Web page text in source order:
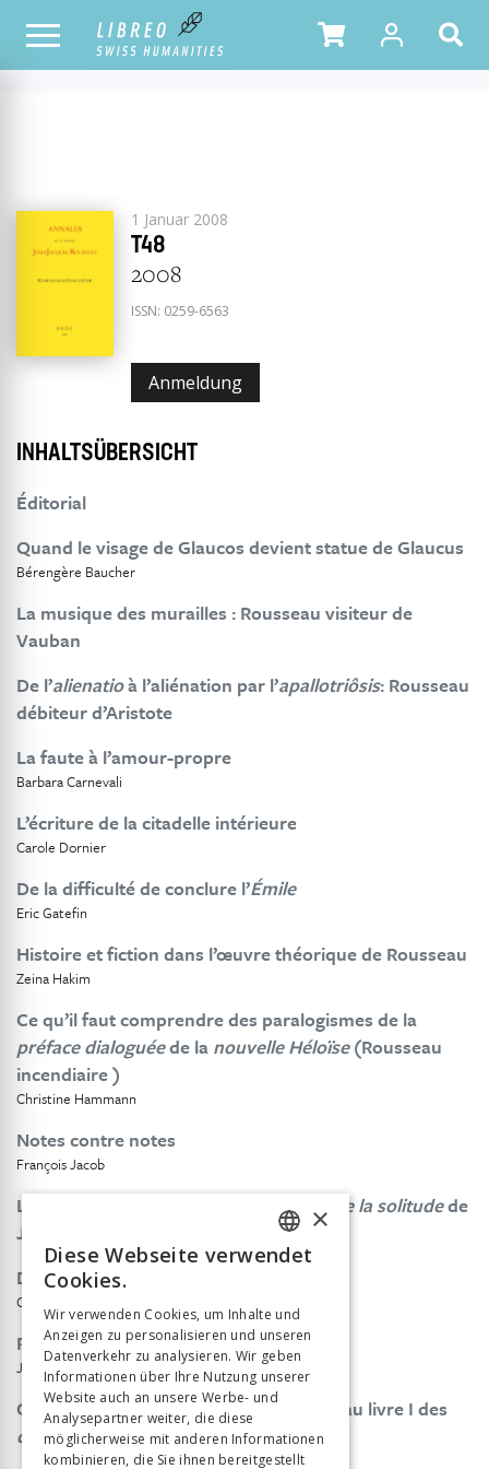
ALLE
ERSCHEINUNGSJAHR
1 Januar 2008
T48
2008
ISSN: 0259-6563
Anmeldung
INHALTSÜBERSICHT
Éditorial
Quand le visage de Glaucos devient statue de Glaucus
Bérengère Baucher
La musique des murailles : Rousseau visiteur de
Vauban
De l’alienatioà l’aliénation par l’apallotriôsis: Rousseau
débiteur d’Aristote
La faute à l’amour-propre
Barbara Carnevali
L’écriture de la citadelle intérieure
Carole Dornier
De la difficulté de conclure l’Émile
Eric Gatefin
Histoire et fiction dans l’œuvre théorique de Rousseau
Zeina Hakim
Ce qu’il faut comprendre des paralogismes de la
préface dialoguéede la nouvelle Héloïse(Rousseau
incendiaire )
Christine Hammann
Notes contre notes
François Jacob
Le portrait clinique de Rousseau dans de la solitudede
J.G. Zimmermann
De la fable d’Agnès au roman d’Émile
Christophe Martin
Rousseau ou le misanthrope manqué
Jan Miernowski
César à Bossey: le palimpseste antique au livre I des
confessions
FRENCH
ITALIAN
×
Diese Webseite verwendet
Cookies.
Wir verwenden Cookies, um Inhalte und
Anzeigen zu personalisieren und unseren
Datenverkehr zu analysieren. Wir geben
Informationen über Ihre Nutzung unserer
Website auch an unsere Werbe- und
Analysepartner weiter, die diese
möglicherweise mit anderen Informationen
kombinieren, die Sie ihnen bereitgestellt